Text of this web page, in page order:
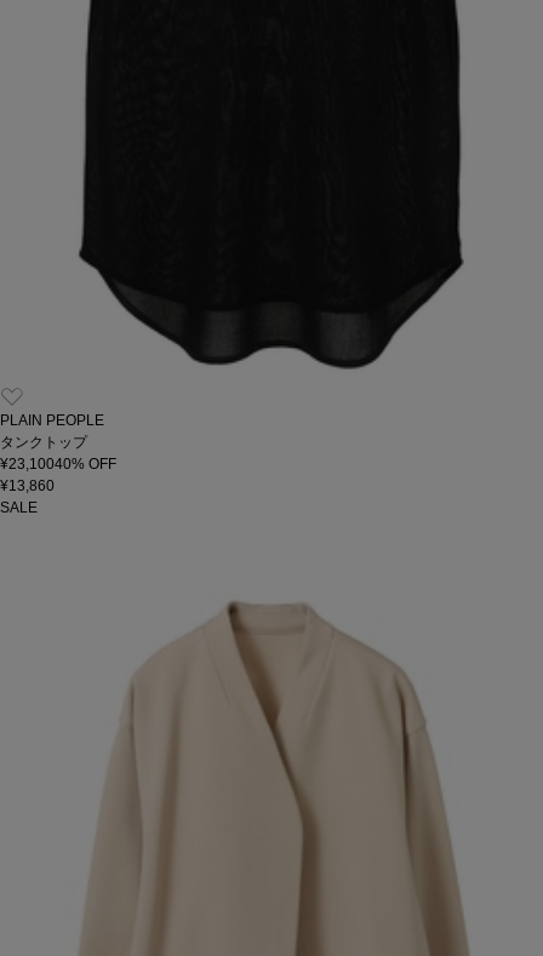
PLAIN PEOPLE
タンクトップ
¥23,10040% OFF
¥13,860
SALE